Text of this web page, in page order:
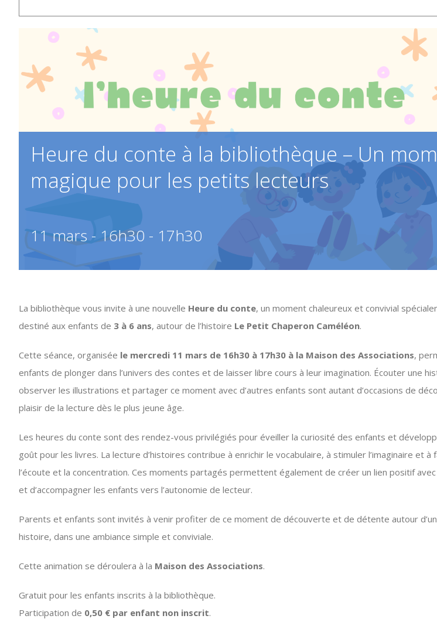
Heure du conte à la bibliothèque – Un
magique pour les petits lecteurs
11 mars - 16h30 - 17h30
La bibliothèque vous invite à une nouvelle Heure du conte, un moment chaleureux et convivial
destiné aux enfants de 3 à 6 ans, autour de l’histoire Le Petit Chaperon Caméléon.
Cette séance, organisée le mercredi 11 mars de 16h30 à 17h30 à la Maison des Associations,
enfants de plonger dans l’univers des contes et de laisser libre cours à leur imagination. Écouter une
observer les illustrations et partager ce moment avec d’autres enfants sont autant d’occasions de
plaisir de la lecture dès le plus jeune âge.
Les heures du conte sont des rendez-vous privilégiés pour éveiller la curiosité des enfants et
goût pour les livres. La lecture d’histoires contribue à enrichir le vocabulaire, à stimuler l’imaginaire et à
l’écoute et la concentration. Ces moments partagés permettent également de créer un lien positif
et d’accompagner les enfants vers l’autonomie de lecteur.
Parents et enfants sont invités à venir profiter de ce moment de découverte et de détente autour
histoire, dans une ambiance simple et conviviale.
Cette animation se déroulera à la Maison des Associations.
Gratuit pour les enfants inscrits à la bibliothèque.
Participation de 0,50 € par enfant non inscrit.